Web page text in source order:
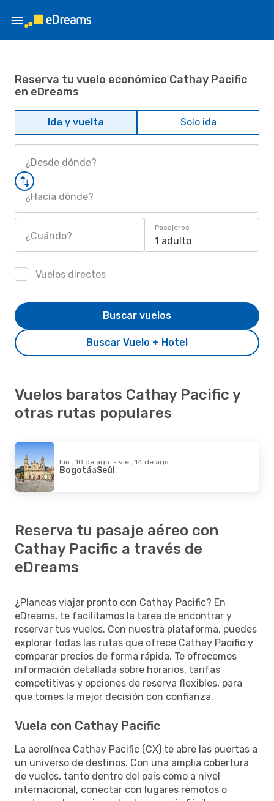
Reserva tu vuelo económico Cathay Pacific
en eDreams
Ida y vuelta Solo ida
¿Desde dónde?
¿Hacia dónde?
¿Cuándo?
Pasajeros
1 adulto
Vuelos directos
Buscar Vuelo + Hotel
Buscar vuelos
Vuelos baratos Cathay Pacific y
otras rutas populares
lun., 10 de ago. - vie., 14 de ago.
BogotáaSeúl
Reserva tu pasaje aéreo con
Cathay Pacific a través de
eDreams
¿Planeas viajar pronto con Cathay Pacific? En
eDreams, te facilitamos la tarea de encontrar y
reservar tus vuelos. Con nuestra plataforma, puedes
explorar todas las rutas que ofrece Cathay Pacific y
comparar precios de forma rápida. Te ofrecemos
información detallada sobre horarios, tarifas
competitivas y opciones de reserva flexibles, para
que tomes la mejor decisión con confianza.
Vuela con Cathay Pacific
La aerolínea Cathay Pacific (CX) te abre las puertas a
un universo de destinos. Con una amplia cobertura
de vuelos, tanto dentro del país como a nivel
internacional, conectar con lugares remotos o